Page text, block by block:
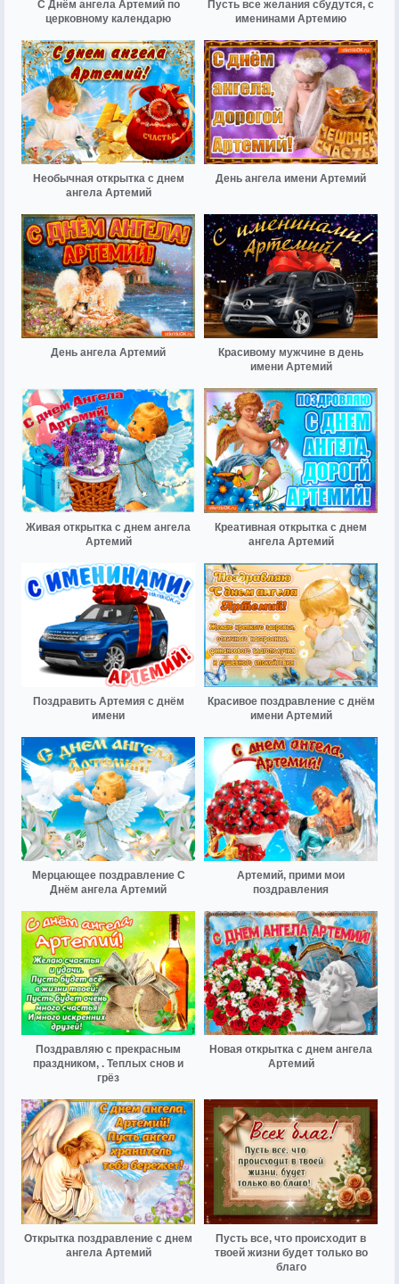
С Днём ангела Артемий по
церковному календарю
Пусть все желания сбудутся, с
именинами Артемию
Необычная открытка с днем
ангела Артемий
День ангела имени Артемий
День ангела Артемий
Красивому мужчине в день
имени Артемий
Живая открытка с днем ангела
Артемий
Креативная открытка с днем
ангела Артемий
Поздравить Артемия с днём
имени
Красивое поздравление с днём
имени Артемий
Мерцающее поздравление С
Днём ангела Артемий
Артемий, прими мои
поздравления
Поздравляю с прекрасным
праздником, . Теплых снов и
грёз
Новая открытка с днем ангела
Артемий
Открытка поздравление с днем
ангела Артемий
Пусть все, что происходит в
твоей жизни будет только во
благо